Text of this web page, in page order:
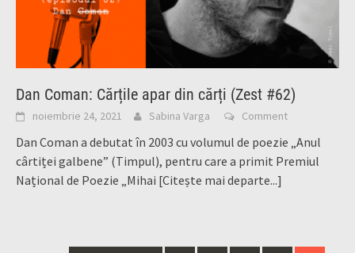
Dan Coman: Cărțile apar din cărți (Zest #62)
noiembrie 24, 2021 Sabina Varga Comment
Dan Coman a debutat în 2003 cu volumul de poezie „Anul
cârtiței galbene” (Timpul), pentru care a primit Premiul
Național de Poezie „Mihai [Citește mai departe...]